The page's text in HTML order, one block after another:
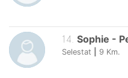
14 Sophie -
Selestat 9 Km.